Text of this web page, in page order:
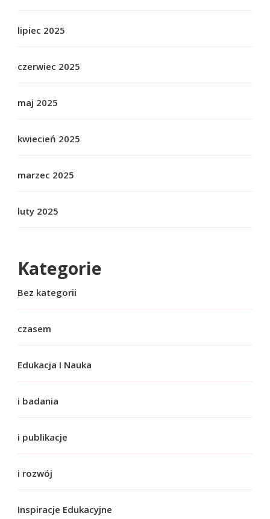
lipiec 2025
czerwiec 2025
maj 2025
kwiecień 2025
marzec 2025
luty 2025
Kategorie
Bez kategorii
czasem
Edukacja I Nauka
i badania
i publikacje
i rozwój
Inspiracje Edukacyjne